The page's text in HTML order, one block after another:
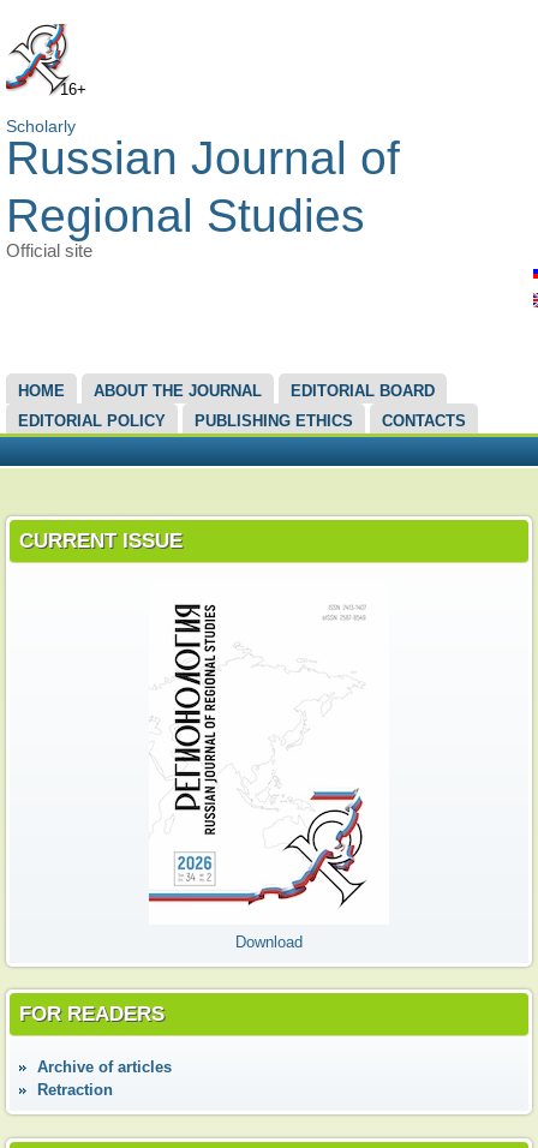
16+
Scholarly
Russian Journal of
Regional Studies
Official site
MAIN MENU
HOME ABOUT THE JOURNAL
EDITORIAL BOARD
EDITORIAL POLICY
PUBLISHING ETHICS CONTACTS
CURRENT ISSUE
Download
FOR READERS
Аrchive of articles
Retraction